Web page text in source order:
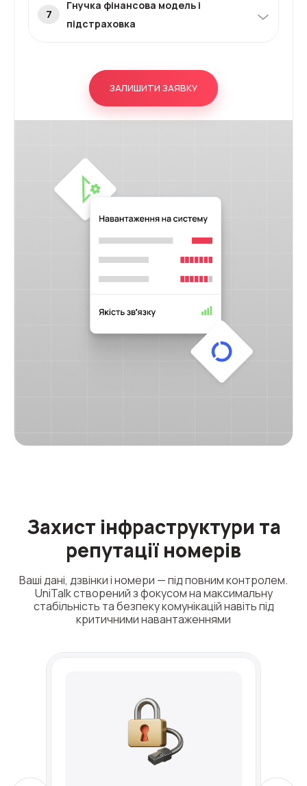
7
Гнучка фінансова модель і
підстраховка
робота не зупиняється навіть при
форс-
ЗАЛИШИТИ ЗАЯВКУ
Захист інфраструктури та
репутації номерів
Ваші дані, дзвінки і номери — під повним контролем.
UniTalk створений з фокусом на максимальну
стабільність та безпеку комунікацій навіть під
критичними навантаженнями